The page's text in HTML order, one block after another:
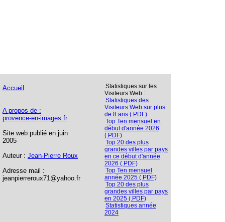
Accueil
A propos de :
provence-en-images.fr
Site web publié en juin
2005
Auteur : Jean-Pierre Roux
Adresse mail :
jeanpierreroux71@yahoo.fr
Statistiques sur les
Visiteurs Web :
Statistiques des
Visiteurs Web sur plus
de 8 ans (.PDF)
Top Ten mensuel en
début d'année 2026
(.PDF)
Top 20 des plus
grandes villes par pays
en ce début d'année
2026 (.PDF)
Top Ten mensuel
année 2025 (.PDF)
Top 20 des plus
grandes villes par pays
en 2025 (.PDF)
Statistiques année
2024